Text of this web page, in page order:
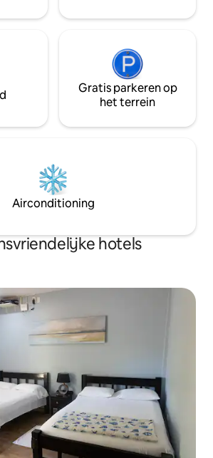
Gratis parkeren op
het terrein
Airconditioning
hotels